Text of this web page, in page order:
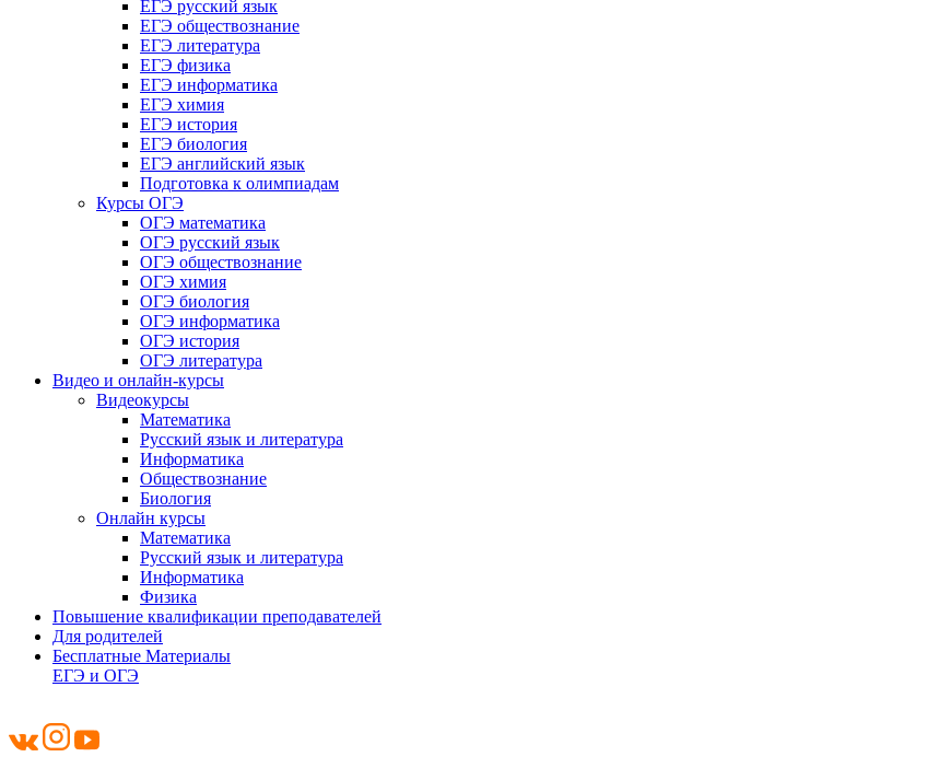
ЕГЭ русский язык
ЕГЭ обществознание
ЕГЭ литература
ЕГЭ физика
ЕГЭ информатика
ЕГЭ химия
ЕГЭ история
ЕГЭ биология
ЕГЭ английский язык
Подготовка к олимпиадам
Курсы ОГЭ
ОГЭ математика
ОГЭ русский язык
ОГЭ обществознание
ОГЭ химия
ОГЭ биология
ОГЭ информатика
ОГЭ история
ОГЭ литература
Видео и онлайн-курсы
Видеокурсы
Математика
Русский язык и литература
Информатика
Обществознание
Биология
Онлайн курсы
Математика
Русский язык и литература
Информатика
Физика
Повышение квалификации преподавателей
Для родителей
Бесплатные Материалы
ЕГЭ и ОГЭ